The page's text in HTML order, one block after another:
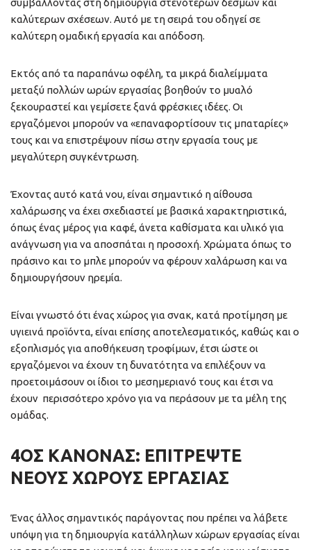
συμβάλλοντας στη δημιουργία στενότερων δεσμών και
καλύτερων σχέσεων. Αυτό με τη σειρά του οδηγεί σε
καλύτερη ομαδική εργασία και απόδοση.
Εκτός από τα παραπάνω οφέλη, τα μικρά διαλείμματα
μεταξύ πολλών ωρών εργασίας βοηθούν το μυαλό
ξεκουραστεί και γεμίσετε ξανά φρέσκιες ιδέες. Οι
εργαζόμενοι μπορούν να «επαναφορτίσουν τις μπαταρίες»
τους και να επιστρέψουν πίσω στην εργασία τους με
μεγαλύτερη συγκέντρωση.
Έχοντας αυτό κατά νου, είναι σημαντικό η αίθουσα
χαλάρωσης να έχει σχεδιαστεί με βασικά χαρακτηριστικά,
όπως ένας μέρος για καφέ, άνετα καθίσματα και υλικό για
ανάγνωση για να αποσπάται η προσοχή. Χρώματα όπως το
πράσινο και το μπλε μπορούν να φέρουν χαλάρωση και να
δημιουργήσουν ηρεμία.
Είναι γνωστό ότι ένας χώρος για σνακ, κατά προτίμηση με
υγιεινά προϊόντα, είναι επίσης αποτελεσματικός, καθώς και ο
εξοπλισμός για αποθήκευση τροφίμων, έτσι ώστε οι
εργαζόμενοι να έχουν τη δυνατότητα να επιλέξουν να
προετοιμάσουν οι ίδιοι το μεσημεριανό τους και έτσι να
έχουν περισσότερο χρόνο για να περάσουν με τα μέλη της
ομάδας.
4ΟΣ ΚΑΝΌΝΑΣ: ΕΠΙΤΡΈΨΤΕ
ΝΈΟΥΣ ΧΏΡΟΥΣ ΕΡΓΑΣΊΑΣ
Ένας άλλος σημαντικός παράγοντας που πρέπει να λάβετε
υπόψη για τη δημιουργία κατάλληλων χώρων εργασίας είναι